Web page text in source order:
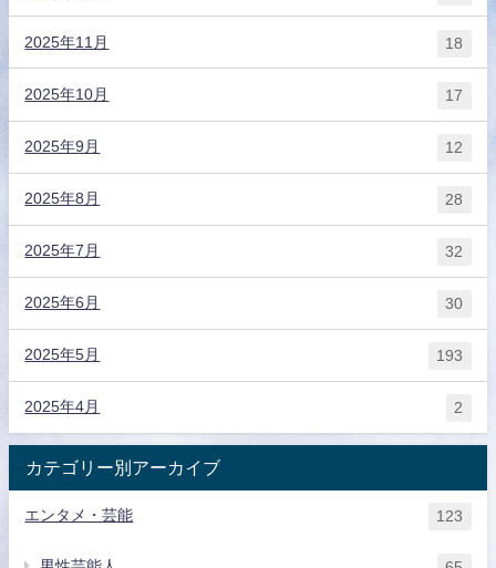
2025年11月 18
2025年10月 17
2025年9月 12
2025年8月 28
2025年7月 32
2025年6月 30
2025年5月 193
2025年4月 2
カテゴリー別アーカイブ
エンタメ・芸能 123